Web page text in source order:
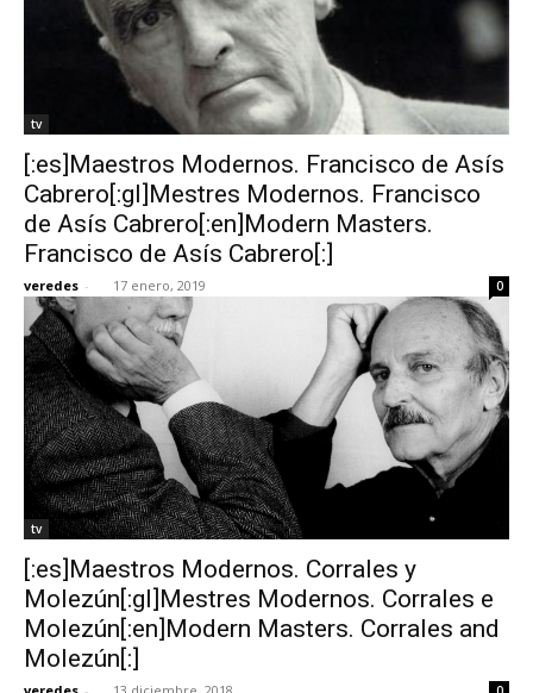
tv
[:es]Maestros Modernos. Francisco de Asís
Cabrero[:gl]Mestres Modernos. Francisco
de Asís Cabrero[:en]Modern Masters.
Francisco de Asís Cabrero[:]
veredes - 17 enero, 2019 0
tv
[:es]Maestros Modernos. Corrales y
Molezún[:gl]Mestres Modernos. Corrales e
Molezún[:en]Modern Masters. Corrales and
Molezún[:]